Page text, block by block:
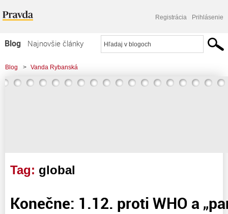
Registrácia Prihlásenie
Blog
Najnovšie články
Najčítanejšie články
Najkomentovanejšie články
Blog > Vanda Rybanská
> Konečne: 1.12. proti WHO a "pandemickej zmluve"! s klokanmi
Tag: global
Konečne: 1.12. proti WHO a